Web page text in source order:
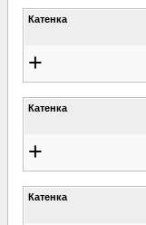
Катенка
+
Катенка
+
Катенка